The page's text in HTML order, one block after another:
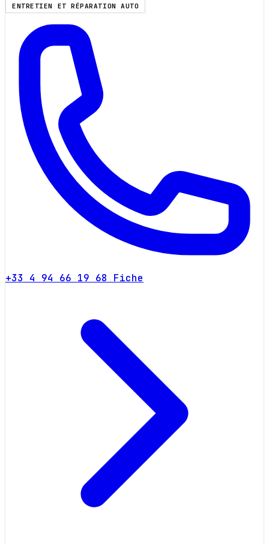
ENTRETIEN ET RÉPARATION AUTO
+33 4 94 66 19 68 Fiche